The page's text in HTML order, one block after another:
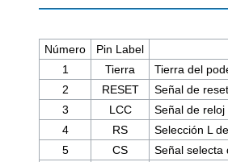
Número Pin Label
1
Tierra
Tierra del
2
RESET
Señal de
3
LCC
Señal de reloj
4
RS
Selección L
5
CS
Señal selecta